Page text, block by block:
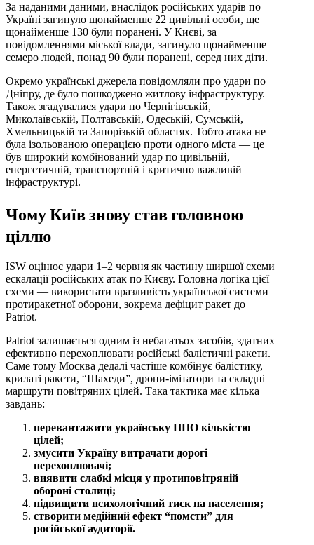
За наданими даними, внаслідок російських ударів по
Україні загинуло щонайменше 22 цивільні особи, ще
щонайменше 130 були поранені. У Києві, за
повідомленнями міської влади, загинуло щонайменше
семеро людей, понад 90 були поранені, серед них діти.
Окремо українські джерела повідомляли про удари по
Дніпру, де було пошкоджено житлову інфраструктуру.
Також згадувалися удари по Чернігівській,
Миколаївській, Полтавській, Одеській, Сумській,
Хмельницькій та Запорізькій областях. Тобто атака не
була ізольованою операцією проти одного міста — це
був широкий комбінований удар по цивільній,
енергетичній, транспортній і критично важливій
інфраструктурі.
Чому Київ знову став головною
ціллю
ISW оцінює удари 1–2 червня як частину ширшої схеми
ескалації російських атак по Києву. Головна логіка цієї
схеми — використати вразливість української системи
протиракетної оборони, зокрема дефіцит ракет до
Patriot.
Patriot залишається одним із небагатьох засобів, здатних
ефективно перехоплювати російські балістичні ракети.
Саме тому Москва дедалі частіше комбінує балістику,
крилаті ракети, “Шахеди”, дрони-імітатори та складні
маршрути повітряних цілей. Така тактика має кілька
завдань:
перевантажити українську ППО кількістю
цілей;
змусити Україну витрачати дорогі
перехоплювачі;
виявити слабкі місця у протиповітряній
обороні столиці;
підвищити психологічний тиск на населення;
створити медійний ефект “помсти” для
російської аудиторії.